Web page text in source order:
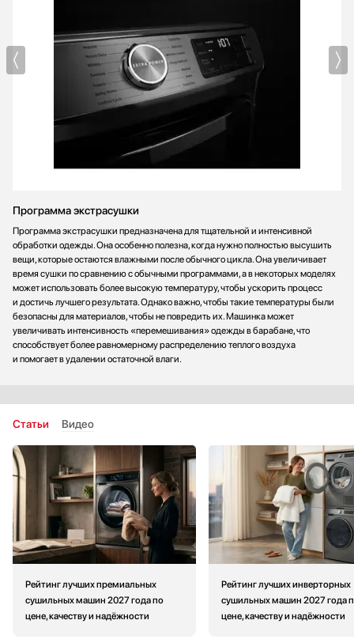
Программа экстрасушки
Программа экстрасушки предназначена для тщательной и интенсивной
обработки одежды. Она особенно полезна, когда нужно полностью высушить
вещи, которые остаются влажными после обычного цикла. Она увеличивает
время сушки по сравнению с обычными программами, а в некоторых моделях
может использовать более высокую температуру, чтобы ускорить процесс
и достичь лучшего результата. Однако важно, чтобы такие температуры были
безопасны для материалов, чтобы не повредить их. Машинка может
увеличивать интенсивность «перемешивания» одежды в барабане, что
способствует более равномерному распределению теплого воздуха
и помогает в удалении остаточной влаги.
Статьи Видео
Рейтинг лучших премиальных
сушильных машин 2027 года по
цене, качеству и надёжности
Рейтинг лучших инверторных
сушильных машин 2027 года
цене, качеству и надёжности